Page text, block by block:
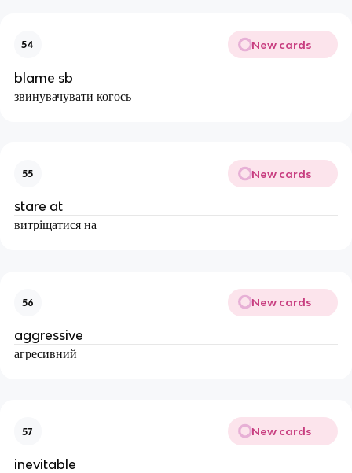
54 New cards
blame sb
звинувачувати когось
55 New cards
stare at
витріщатися на
56 New cards
aggressive
агресивний
57 New cards
inevitable